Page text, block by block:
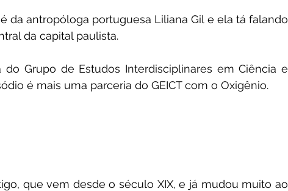
da antropóloga portuguesa Liliana Gil e ela tá falando
da capital paulista.
do Grupo de Estudos Interdisciplinares em Ciência e
é mais uma parceria do GEICT com o Oxigênio.
que vem desde o século XIX, e já mudou muito ao